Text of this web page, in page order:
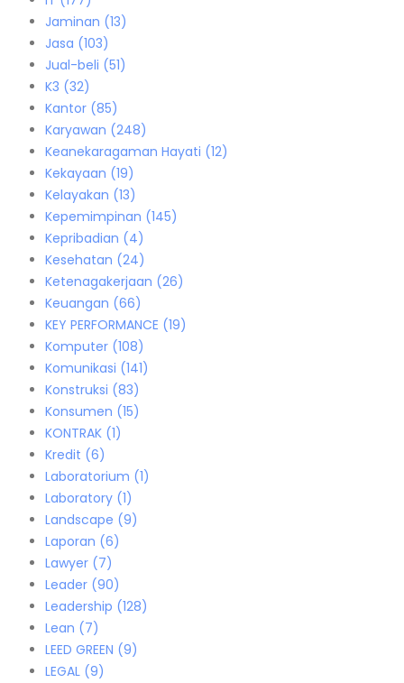
Jaminan (13)
Jasa (103)
Jual-beli (51)
K3 (32)
Kantor (85)
Karyawan (248)
Keanekaragaman Hayati (12)
Kekayaan (19)
Kelayakan (13)
Kepemimpinan (145)
Kepribadian (4)
Kesehatan (24)
Ketenagakerjaan (26)
Keuangan (66)
KEY PERFORMANCE (19)
Komputer (108)
Komunikasi (141)
Konstruksi (83)
Konsumen (15)
KONTRAK (1)
Kredit (6)
Laboratorium (1)
Laboratory (1)
Landscape (9)
Laporan (6)
Lawyer (7)
Leader (90)
Leadership (128)
Lean (7)
LEED GREEN (9)
LEGAL (9)